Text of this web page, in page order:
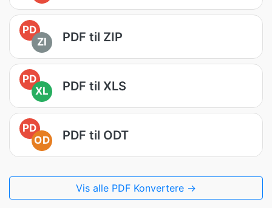
PD
ZI
PDF til ZIP
PD
XL
PDF til XLS
PD
OD
PDF til ODT
Vis alle PDF Konvertere →